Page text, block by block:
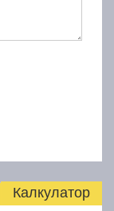
Калкулатор